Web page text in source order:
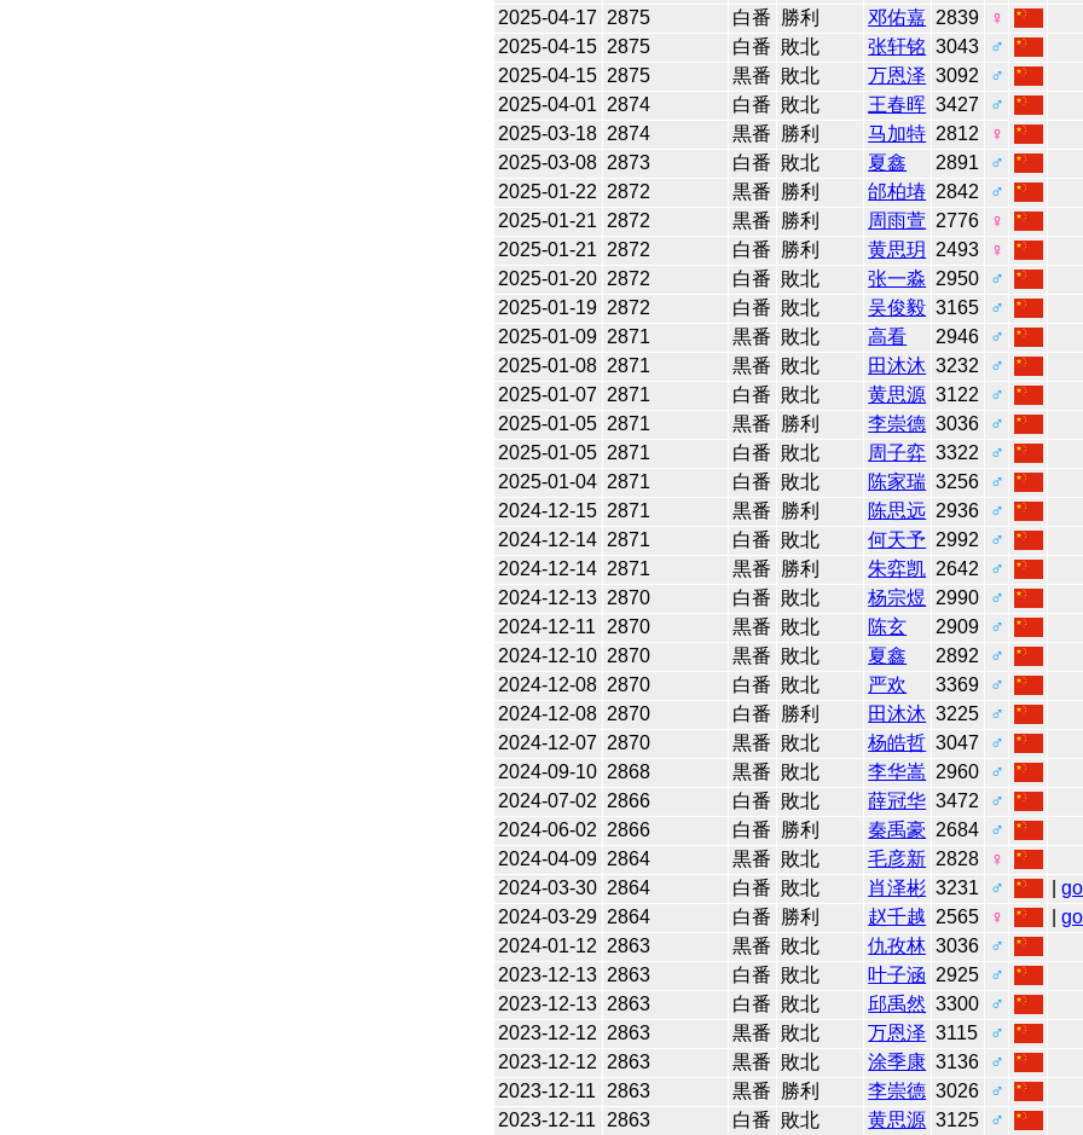
2025-04-17 2875 白番 勝利 邓佑嘉 2839
♀
2025-04-15 2875 白番 敗北 张轩铭 3043
♂
2025-04-15 2875 黒番 敗北 万恩泽 3092
♂
2025-04-01 2874 白番 敗北 王春晖 3427
♂
2025-03-18 2874 黒番 勝利 马加特 2812
♀
2025-03-08 2873 白番 敗北 夏鑫 2891
♂
2025-01-22 2872 黒番 勝利 邰柏堾 2842
♂
2025-01-21 2872 黒番 勝利 周雨萱 2776
♀
2025-01-21 2872 白番 勝利 黄思玥 2493
♀
2025-01-20 2872 白番 敗北 张一淼 2950
♂
2025-01-19 2872 白番 敗北 吴俊毅 3165
♂
2025-01-09 2871 黒番 敗北 高看 2946
♂
2025-01-08 2871 黒番 敗北 田沐沐 3232
♂
2025-01-07 2871 白番 敗北 黄思源 3122
♂
2025-01-05 2871 黒番 勝利 李崇德 3036
♂
2025-01-05 2871 白番 敗北 周子弈 3322
♂
2025-01-04 2871 白番 敗北 陈家瑞 3256
♂
2024-12-15 2871 黒番 勝利 陈思远 2936
♂
2024-12-14 2871 白番 敗北 何天予 2992
♂
2024-12-14 2871 黒番 勝利 朱弈凯 2642
♂
2024-12-13 2870 白番 敗北 杨宗煜 2990
♂
2024-12-11
2870 黒番 敗北 陈玄 2909
♂
2024-12-10 2870 黒番 敗北 夏鑫 2892
♂
2024-12-08 2870 白番 敗北 严欢 3369
♂
2024-12-08 2870 白番 勝利 田沐沐 3225
♂
2024-12-07 2870 黒番 敗北 杨皓哲 3047
♂
2024-09-10 2868 黒番 敗北 李华嵩 2960
♂
2024-07-02 2866 白番 敗北 薛冠华 3472
♂
2024-06-02 2866 白番 勝利 秦禹豪 2684
♂
2024-04-09 2864 黒番 敗北 毛彦新 2828
♀
2024-03-30 2864 白番 敗北 肖泽彬 3231 ♂ |
2024-03-29 2864 白番 勝利 赵千越 2565 ♀ |
2024-01-12 2863 黒番 敗北 仇孜林 3036
♂
2023-12-13 2863 白番 敗北 叶子涵 2925
♂
2023-12-13 2863 白番 敗北 邱禹然 3300
♂
2023-12-12 2863 黒番 敗北 万恩泽 3115
♂
2023-12-12 2863 黒番 敗北 涂季康 3136
♂
2023-12-11
2863 黒番 勝利 李崇德 3026
♂
2023-12-11
2863 白番 敗北 黄思源 3125 ♂